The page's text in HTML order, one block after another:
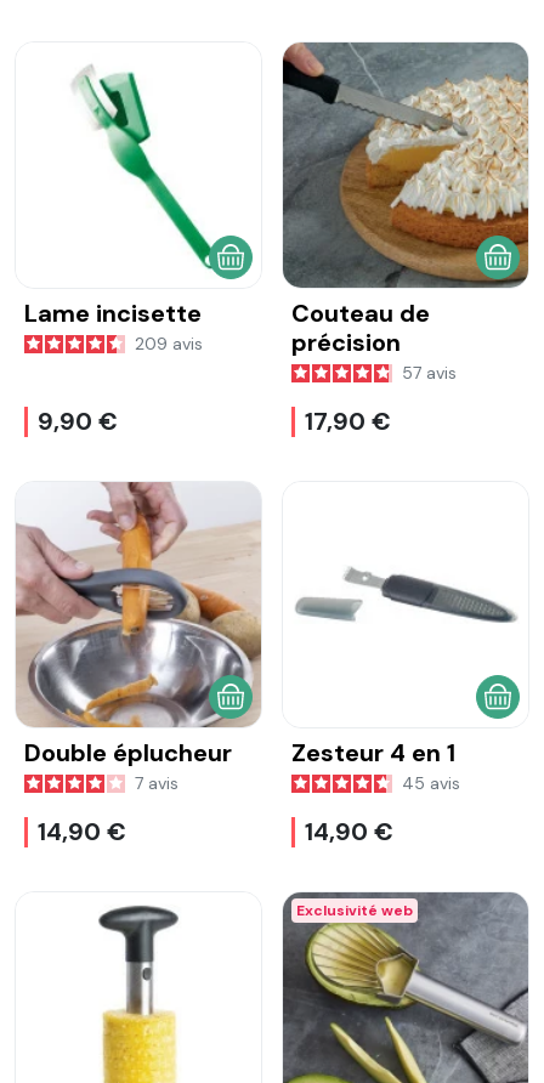
Lame incisette
209 avis
9,90 €
AJOUTER AU PANIER
Couteau de
précision
57 avis
17,90 €
Double éplucheur
7 avis
14,90 €
AJOUTER AU PANIER
Zesteur 4 en 1
45 avis
14,90 €
Exclusivité web